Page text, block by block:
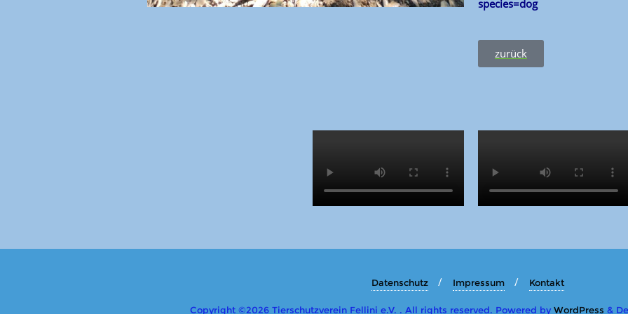
species=dog
zurück
Datenschutz Impressum Kontakt
Copyright ©2026 Tierschutzverein Fellini e.V. . All rights reserved. Powered by WordPress &